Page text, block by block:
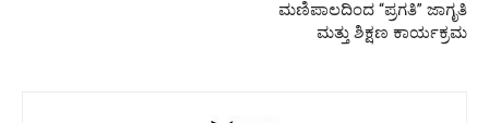
ಮಣಿಪಾಲದಿಂದ “ಪ್ರಗತಿ” ಜಾಗೃತಿ
ಮತ್ತು ಶಿಕ್ಷಣ ಕಾರ್ಯಕ್ರಮ